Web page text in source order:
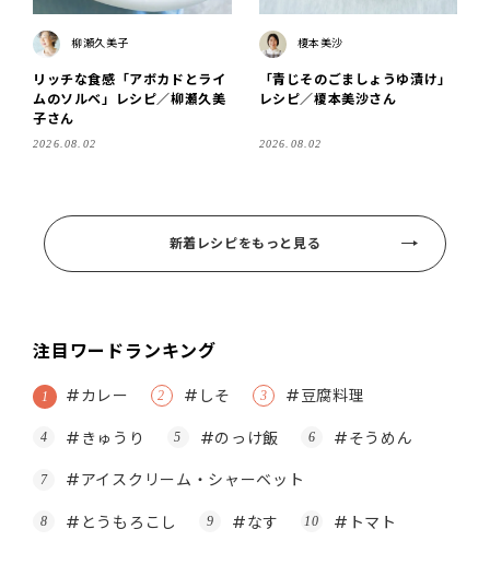
柳瀬久美子
リッチな食感「アボカドとライ
ムのソルベ」レシピ／柳瀬久美
子さん
2026.08.02
榎本美沙
「青じそのごましょうゆ漬け」
レシピ／榎本美沙さん
2026.08.02
新着レシピをもっと見る
注目ワードランキング
#カレー #しそ
#豆腐料理
#きゅうり
#のっけ飯
#そうめん
#アイスクリーム・シャーベット
#とうもろこし
#なす #トマト